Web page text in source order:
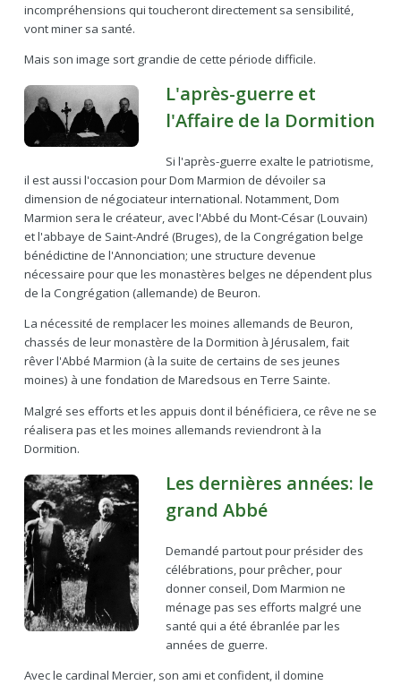
incompréhensions qui toucheront directement sa sensibilité,
vont miner sa santé.
Mais son image sort grandie de cette période difficile.
L'après-guerre et
l'Affaire de la Dormition
Si l'après-guerre exalte le patriotisme,
il est aussi l'occasion pour Dom Marmion de dévoiler sa
dimension de négociateur international. Notamment, Dom
Marmion sera le créateur, avec l'Abbé du Mont-César (Louvain)
et l'abbaye de Saint-André (Bruges), de la Congrégation belge
bénédictine de l'Annonciation; une structure devenue
nécessaire pour que les monastères belges ne dépendent plus
de la Congrégation (allemande) de Beuron.
La nécessité de remplacer les moines allemands de Beuron,
chassés de leur monastère de la Dormition à Jérusalem, fait
rêver l'Abbé Marmion (à la suite de certains de ses jeunes
moines) à une fondation de Maredsous en Terre Sainte.
Malgré ses efforts et les appuis dont il bénéficiera, ce rêve ne se
réalisera pas et les moines allemands reviendront à la
Dormition.
Les dernières années: le
grand Abbé
Demandé partout pour présider des
célébrations, pour prêcher, pour
donner conseil, Dom Marmion ne
ménage pas ses efforts malgré une
santé qui a été ébranlée par les
années de guerre.
Avec le cardinal Mercier, son ami et confident, il domine